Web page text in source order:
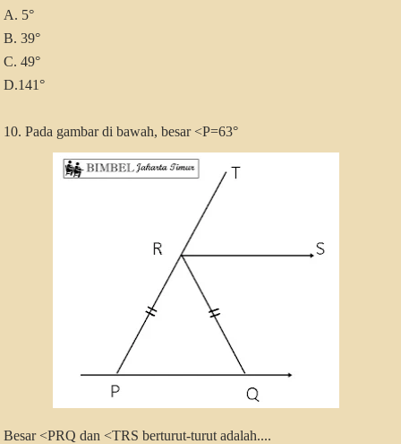
A. 5°
B. 39°
C. 49°
D.141°
10. Pada gambar di bawah, besar <P=63°
Besar <PRQ dan <TRS berturut-turut adalah....